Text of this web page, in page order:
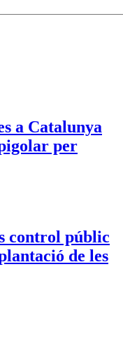
a Catalunya
per
control públic
de les